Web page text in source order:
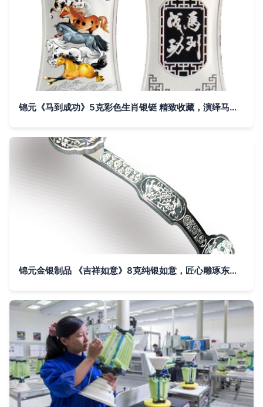
锦元《马到成功》5克彩色生肖银铤 精致收藏，演绎马年祥瑞
锦元金银制品 《吉祥如意》8克纯银如意，匠心雕琢东方美学